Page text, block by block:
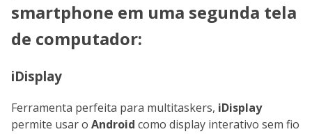
smartphone em uma segunda tela
de computador:
iDisplay
Ferramenta perfeita para multitaskers, iDisplay
permite usar o Android como display interativo sem fio